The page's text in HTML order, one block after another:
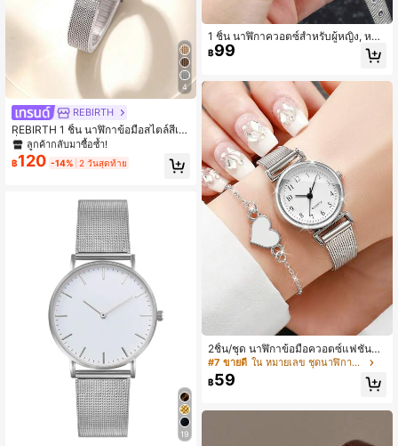
4
REBIRTH
REBIRTH 1 ชิ้น นาฬิกาข้อมือสไตล์สี่เห
ลี่ยมวินเทจหรูหราสำหรับผู้หญิง เหมาะ
สำหรับใส่ประจำวัน
ลูกค้ากลับมาซื้อซ้ำ!
฿120 -14% 2 วันสุดท้าย
19
1 ชิ้น นาฬิกาควอตซ์สำหรับผู้หญิง, หน้า
ปัดทรงกลมสง่างาม, สายสเตนเลสสตีล,
นาฬิกาแฟชั่นลำลองสำหรับสุภาพสตรี
฿99
2ชิ้น/ชุด นาฬิกาข้อมือควอตซ์แฟชั่นคล
าสสิกหน้าปัดมินิมอลสายตารางสำหรับ
ผู้หญิง + สร้อยข้อมือตกแต่งรูปหัวใจ (ไ
ม่รวมกล่องนาฬิกา)
#7 ขายดี ใน หมายเลข ชุดนาฬิกาผู้หญิง
฿59